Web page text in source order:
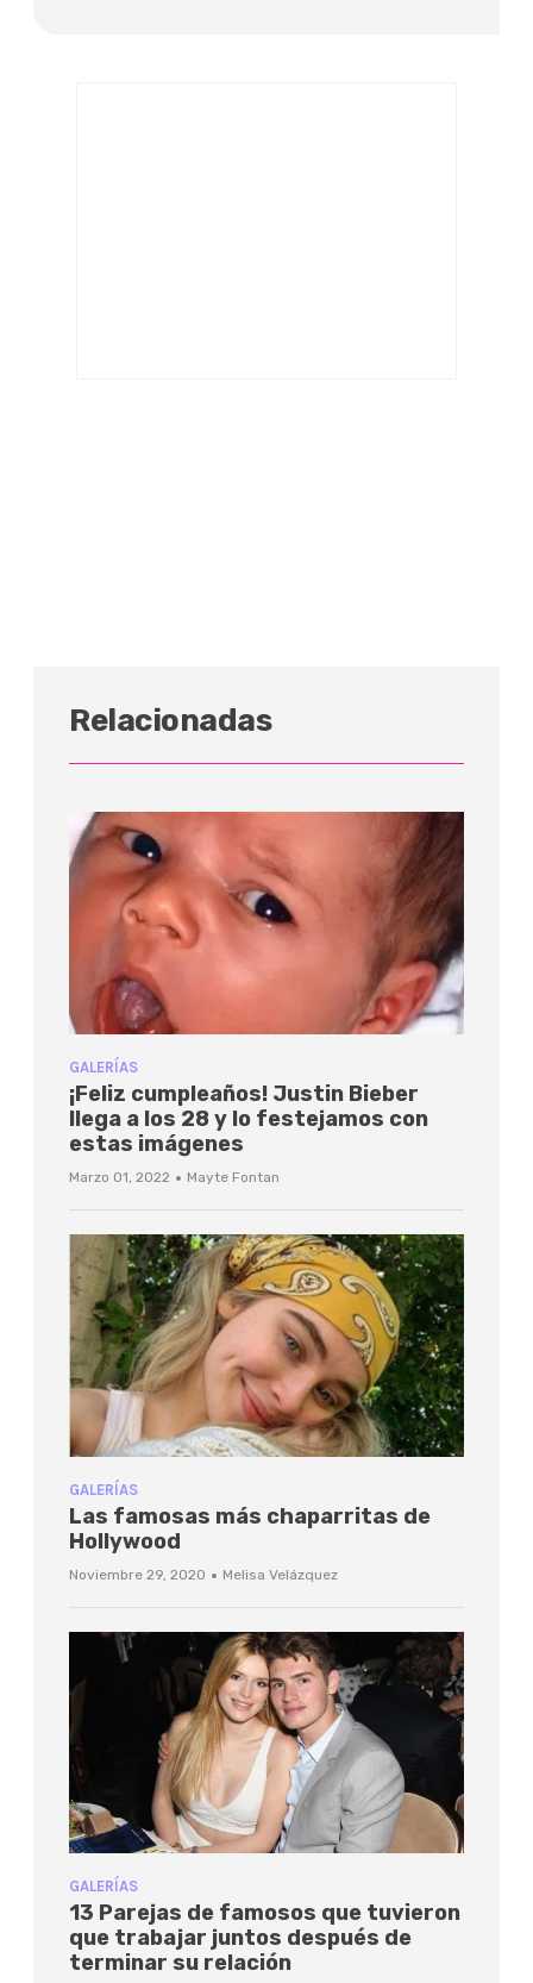
Relacionadas
GALERÍAS
¡Feliz cumpleaños! Justin Bieber
llega a los 28 y lo festejamos con
estas imágenes
Marzo 01, 2022 · Mayte Fontan
GALERÍAS
Las famosas más chaparritas de
Hollywood
Noviembre 29, 2020 · Melisa Velázquez
GALERÍAS
13 Parejas de famosos que tuvieron
que trabajar juntos después de
terminar su relación